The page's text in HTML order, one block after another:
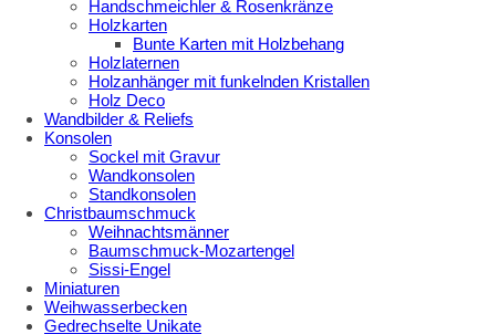
Handschmeichler & Rosenkränze
Holzkarten
Bunte Karten mit Holzbehang
Holzlaternen
Holzanhänger mit funkelnden Kristallen
Holz Deco
Wandbilder & Reliefs
Konsolen
Sockel mit Gravur
Wandkonsolen
Standkonsolen
Christbaumschmuck
Weihnachtsmänner
Baumschmuck-Mozartengel
Sissi-Engel
Miniaturen
Weihwasserbecken
Gedrechselte Unikate